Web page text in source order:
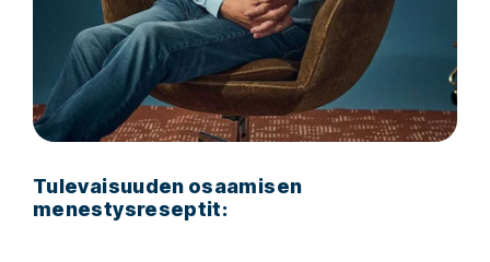
Tulevaisuuden osaamisen
menestysreseptit: